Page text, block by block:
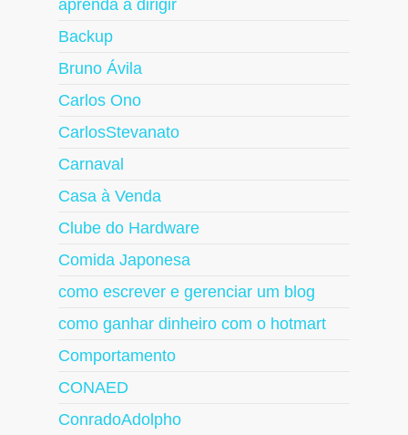
aprenda a dirigir
Backup
Bruno Ávila
Carlos Ono
CarlosStevanato
Carnaval
Casa à Venda
Clube do Hardware
Comida Japonesa
como escrever e gerenciar um blog
como ganhar dinheiro com o hotmart
Comportamento
CONAED
ConradoAdolpho